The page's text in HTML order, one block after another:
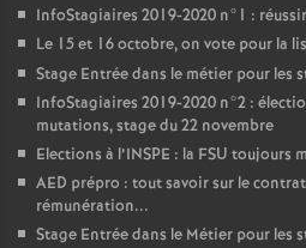
InfoStagiaires 2019-2020 n°1 :
Le 15 et 16 octobre, on vote pour la
Stage Entrée dans le métier pour les
InfoStagiaires 2019-2020 n°2 :
mutations, stage du 22 novembre
Elections à l’INSPE : la FSU toujours
AED prépro : tout savoir sur le
rémunération...
Stage Entrée dans le Métier pour les